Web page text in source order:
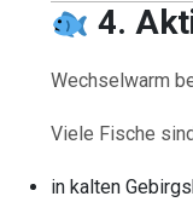
4.
Wechselwarm
Viele Fische
in kalten